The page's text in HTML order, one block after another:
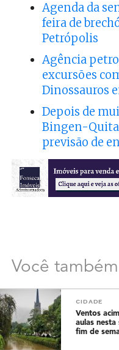
Agenda da
feira de
Petrópolis
Agência
excursões
Dinossauros
Depois de
Bingen-
previsão de
Você
CIDADE
Ventos
aulas
fim de